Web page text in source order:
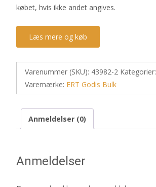
købet, hvis ikke andet angives.
Læs mere og køb
Varenummer (SKU): 43982-2 Kategorier:
Varemærke: ERT Godis Bulk
Anmeldelser (0)
Anmeldelser